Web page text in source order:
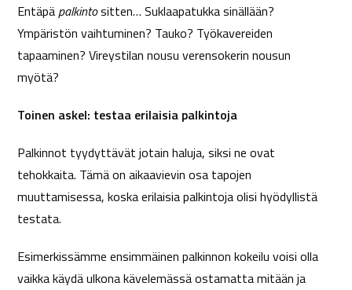
Entäpäpalkintositten… Suklaapatukka sinällään?
Ympäristön vaihtuminen? Tauko? Työkavereiden
tapaaminen? Vireystilan nousu verensokerin nousun
myötä?
Toinen askel: testaa erilaisia palkintoja
Palkinnot tyydyttävät jotain haluja, siksi ne ovat
tehokkaita. Tämä on aikaavievin osa tapojen
muuttamisessa, koska erilaisia palkintoja olisi hyödyllistä
testata.
Esimerkissämme ensimmäinen palkinnon kokeilu voisi olla
vaikka käydä ulkona kävelemässä ostamatta mitään ja